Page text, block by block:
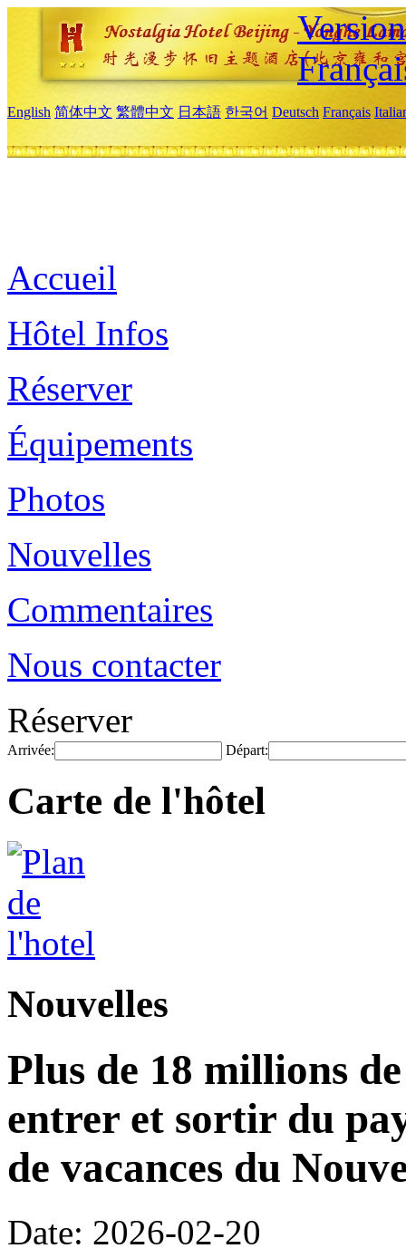
English 简体中文 繁體中文 日本語 한국어 Deutsch Français
Accueil
Hôtel Infos
Réserver
Équipements
Photos
Nouvelles
Commentaires
Nous contacter
Réserver
Arrivée: Départ:
Carte de l'hôtel
Nouvelles
Plus de 18 millions
entrer et sortir du
de vacances du
Date: 2026-02-20